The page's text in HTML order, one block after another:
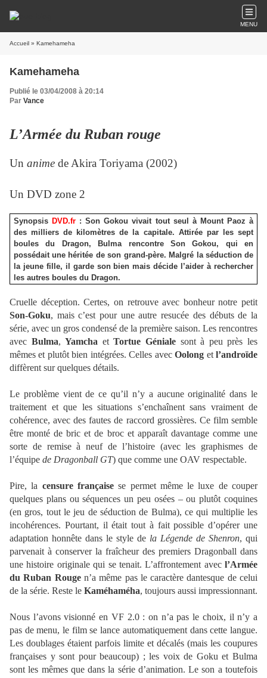
MENU
Accueil » Kamehameha
Kamehameha
Publié le 03/04/2008 à 20:14
Par Vance
L’Armée du Ruban rouge
Un anime de Akira Toriyama (2002)
Un DVD zone 2
Synopsis DVD.fr : Son Gokou vivait tout seul à Mount Paoz à
des milliers de kilomètres de la capitale. Attirée par les sept
boules du Dragon, Bulma rencontre Son Gokou, qui en
possédait une héritée de son grand-père. Malgré la séduction de
la jeune fille, il garde son bien mais décide l’aider à rechercher
les autres boules du Dragon.
Cruelle déception. Certes, on retrouve avec bonheur notre petit
Son-Goku, mais c’est pour une autre resucée des débuts de la
série, avec un gros condensé de la première saison. Les rencontres
avec Bulma,Yamcha etTortue Géniale sont à peu près les
mêmes et plutôt bien intégrées. Celles avecOolong etl’androïde
diffèrent sur quelques détails.
Le problème vient de ce qu’il n’y a aucune originalité dans le
traitement et que les situations s’enchaînent sans vraiment de
cohérence, avec des fautes de raccord grossières. Ce film semble
être monté de bric et de broc et apparaît davantage comme une
sorte de remise à neuf de l’histoire (avec les graphismes de
l’équipe de Dragonball GT) que comme une OAV respectable.
Pire, la censure françaisese permet même le luxe de couper
quelques plans ou séquences un peu osées – ou plutôt coquines
(en gros, tout le jeu de séduction de Bulma), ce qui multiplie les
incohérences. Pourtant, il était tout à fait possible d’opérer une
adaptation honnête dans le style de la Légende de Shenron, qui
parvenait à conserver la fraîcheur des premiers Dragonball dans
une histoire originale qui se tenait. L’affrontement avec l’Armée
du Ruban Rougen’a même pas le caractère dantesque de celui
de la série. Reste le Kaméhaméha, toujours aussi impressionnant.
Nous l’avons visionné en VF 2.0 : on n’a pas le choix, il n’y a
pas de menu, le film se lance automatiquement dans cette langue.
Les doublages étaient parfois limite et décalés (mais les coupures
françaises y sont pour beaucoup) ; les voix de Goku et Bulma
sont les mêmes que dans la série d’animation. Le son a toutefois